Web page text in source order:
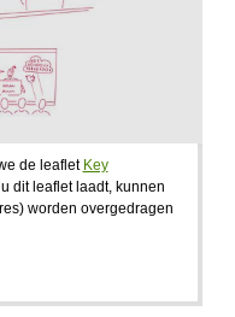
de leaflet Key
dit leaflet laadt, kunnen
worden overgedragen